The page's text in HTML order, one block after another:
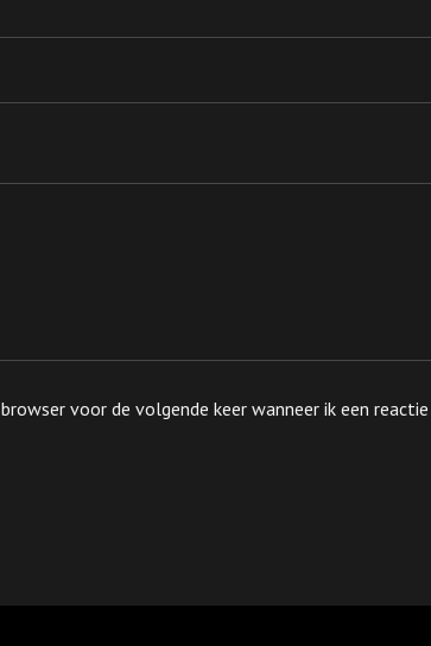
voor de volgende keer wanneer ik een